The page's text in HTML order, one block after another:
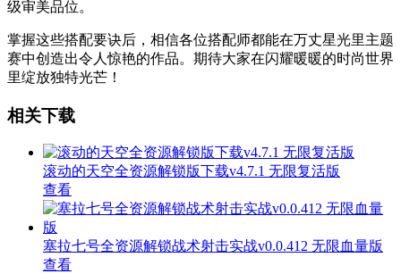
级审美品位。
掌握这些搭配要诀后，相信各位搭配师都能在万丈星光里主题
赛中创造出令人惊艳的作品。期待大家在闪耀暖暖的时尚世界
里绽放独特光芒！
相关下载
滚动的天空全资源解锁版下载v4.7.1 无限复活版
查看
塞拉七号全资源解锁战术射击实战v0.0.412 无限血量版
查看